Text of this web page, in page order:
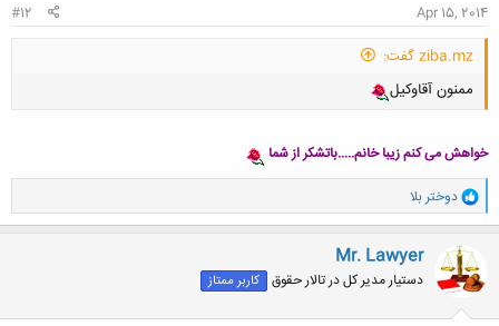
Apr 15, 2014
#12
ziba.mz گفت:
ممنون آقاوكيل
خواهش می کنم زیبا خانم.....باتشکر از شما
و
ا
ک
ن
ش
ه
دوختر بلا
Mr. Lawyer
دستیار مدیر کل در تالار حقوق کاربر ممتاز